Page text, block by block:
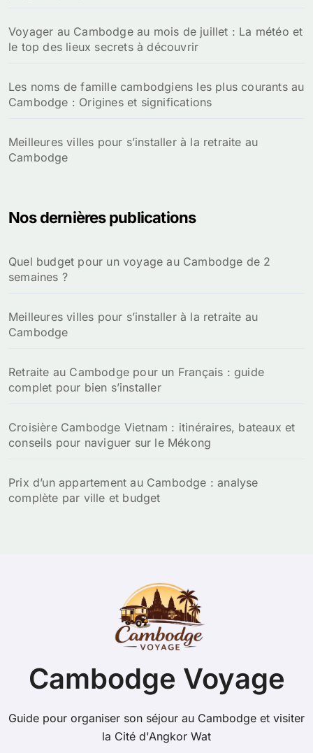
Voyager au Cambodge au mois de juillet : La météo et
le top des lieux secrets à découvrir
Les noms de famille cambodgiens les plus courants au
Cambodge : Origines et significations
Meilleures villes pour s’installer à la retraite au
Cambodge
Nos dernières publications
Quel budget pour un voyage au Cambodge de 2
semaines ?
Meilleures villes pour s’installer à la retraite au
Cambodge
Retraite au Cambodge pour un Français : guide
complet pour bien s’installer
Croisière Cambodge Vietnam : itinéraires, bateaux et
conseils pour naviguer sur le Mékong
Prix d’un appartement au Cambodge : analyse
complète par ville et budget
Cambodge Voyage
Guide pour organiser son séjour au Cambodge et visiter
la Cité d'Angkor Wat